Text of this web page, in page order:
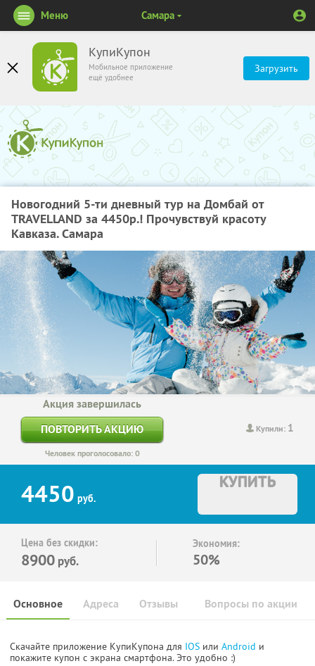
КупиКупон
Мобильное приложение
ещё удобнее
Загрузить
Меню Самара
Новогодний 5-ти дневный тур на Домбай от
TRAVELLAND за 4450р.! Прочувствуй красоту
Кавказа. Самара
Купили: 1
Акция завершилась
ПОВТОРИТЬ АКЦИЮ
Человек проголосовало: 0
4450 руб.
КУПИТЬ
Цена без скидки:
8900 руб.
Экономия:
50%
Основное Отзывы Вопросы по акции
Адреса
Скачайте приложение КупиКупона для IOS или Android и
покажите купон с экрана смартфона. Это удобно :)